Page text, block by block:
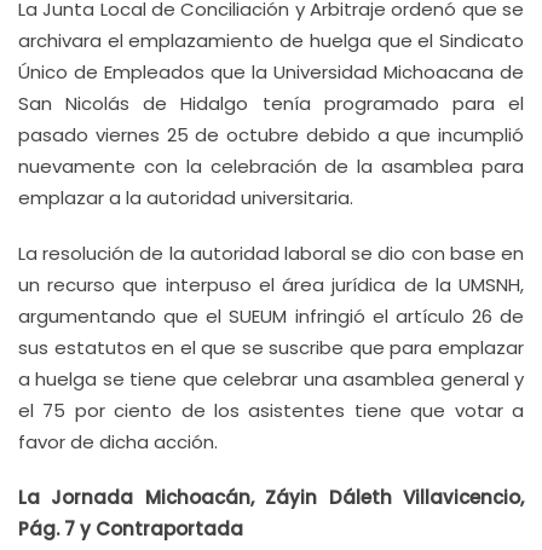
La Junta Local de Conciliación y Arbitraje ordenó que se
archivara el emplazamiento de huelga que el Sindicato
Único de Empleados que la Universidad Michoacana de
San Nicolás de Hidalgo tenía programado para el
pasado viernes 25 de octubre debido a que incumplió
nuevamente con la celebración de la asamblea para
emplazar a la autoridad universitaria.
La resolución de la autoridad laboral se dio con base en
un recurso que interpuso el área jurídica de la UMSNH,
argumentando que el SUEUM infringió el artículo 26 de
sus estatutos en el que se suscribe que para emplazar
a huelga se tiene que celebrar una asamblea general y
el 75 por ciento de los asistentes tiene que votar a
favor de dicha acción.
La Jornada Michoacán, Záyin Dáleth Villavicencio,
Pág. 7 y Contraportada